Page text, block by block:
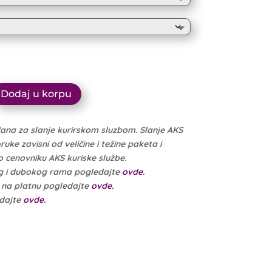
10.999 рсд
through
10.449 рсд
Dodaj u korpu
za slanje kurirskom sluzbom. Slanje AKS
zavisni od veličine i težine paketa i
AKS kuriske službe.
i dubokog rama pogledajte ovde.
na platnu pogledajte ovde.
ovde.